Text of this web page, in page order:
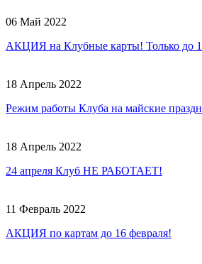
06 Май 2022
АКЦИЯ на Клубные карты! Только до
18 Апрель 2022
Режим работы Клуба на майские
18 Апрель 2022
24 апреля Клуб НЕ РАБОТАЕТ!
11 Февраль 2022
АКЦИЯ по картам до 16 февраля!